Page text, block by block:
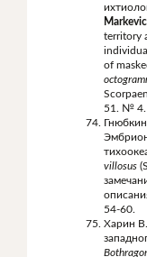
territory
of
51. № 4.
villosus
54-60.
Харин